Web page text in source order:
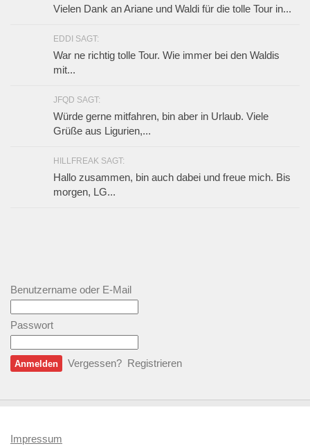
Vielen Dank an Ariane und Waldi für die tolle Tour in...
EDDI SAGT:
War ne richtig tolle Tour. Wie immer bei den Waldis
mit...
JFQD SAGT:
Würde gerne mitfahren, bin aber in Urlaub. Viele
Grüße aus Ligurien,...
HILLFREAK SAGT:
Hallo zusammen, bin auch dabei und freue mich. Bis
morgen, LG...
Benutzername oder E-Mail
Passwort
Vergessen? Registrieren
Impressum